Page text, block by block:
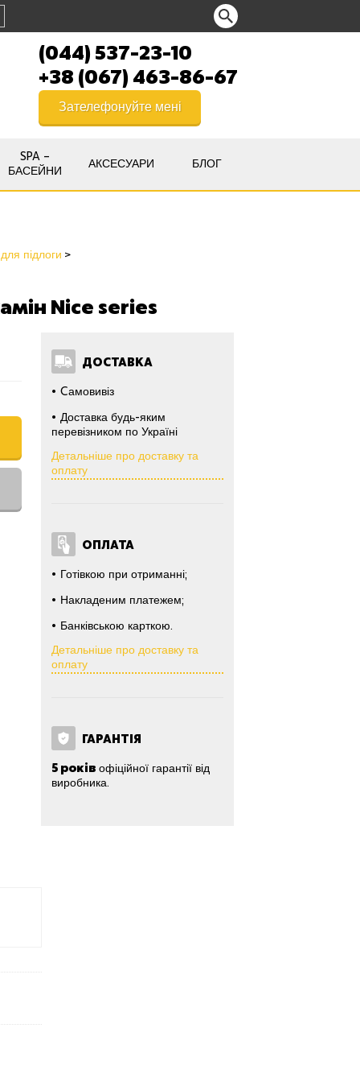
(044) 537-23-10
+38 (067) 463-86-67
Зателефонуйте мені
SPA –
БАСЕЙНИ
АКСЕСУАРИ БЛОГ
підлоги
Niсe series
ДОСТАВКА
Cамовивіз
Доставка будь-яким
перевізником по Україні
Детальніше про доставку та
оплату
ОПЛАТА
Готівкою при отриманні;
Накладеним платежем;
Банківською карткою.
Детальніше про доставку та
оплату
ГАРАНТІЯ
5 років офіційної гарантії від
виробника.